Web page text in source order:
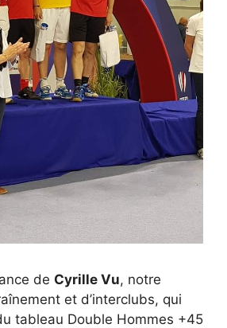
de Cyrille Vu, notre
et d’interclubs, qui
tableau Double Hommes +45